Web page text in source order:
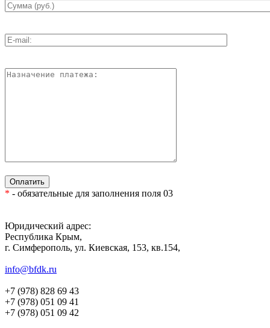
* - обязательные для заполнения поля 03
Юридический адрес:
Республика Крым,
г. Симферополь, ул. Киевская, 153, кв.154,
info@bfdk.ru
+7 (978) 828 69 43
+7 (978) 051 09 41
+7 (978) 051 09 42